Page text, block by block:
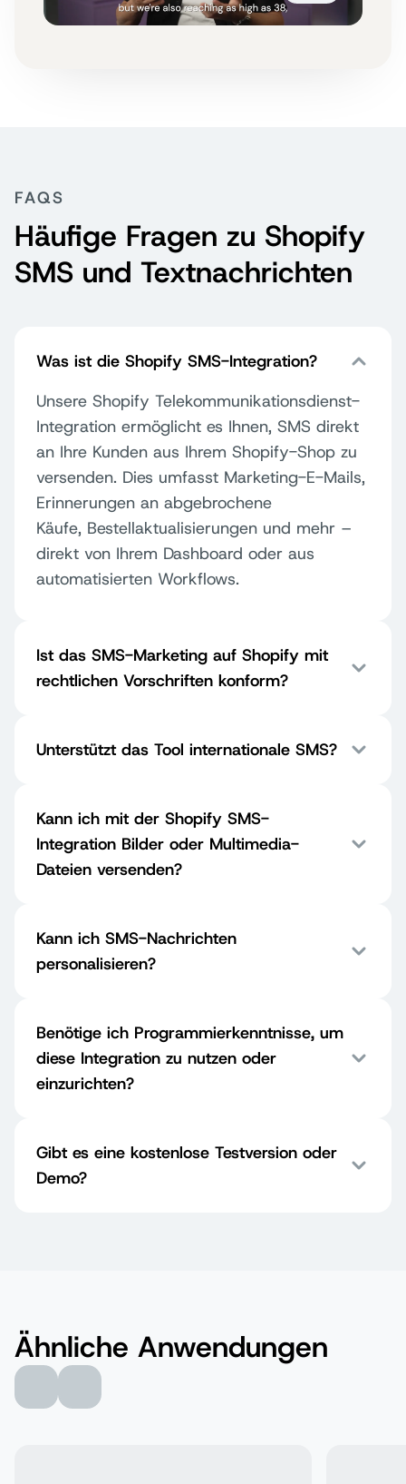
FAQS
Häufige Fragen zu Shopify
SMS und Textnachrichten
Was ist die Shopify SMS-Integration?
Unsere Shopify Telekommunikationsdienst-
Integration ermöglicht es Ihnen, SMS direkt
an Ihre Kunden aus Ihrem Shopify-Shop zu
versenden. Dies umfasst Marketing-E-Mails,
Erinnerungen an abgebrochene
Käufe, Bestellaktualisierungen und mehr –
direkt von Ihrem Dashboard oder aus
automatisierten Workflows.
Ist das SMS-Marketing auf Shopify mit
rechtlichen Vorschriften konform?
Unterstützt das Tool internationale SMS?
Kann ich mit der Shopify SMS-
Integration Bilder oder Multimedia-
Dateien versenden?
Kann ich SMS-Nachrichten
personalisieren?
Benötige ich Programmierkenntnisse, um
diese Integration zu nutzen oder
einzurichten?
Gibt es eine kostenlose Testversion oder
Demo?
Ähnliche Anwendungen